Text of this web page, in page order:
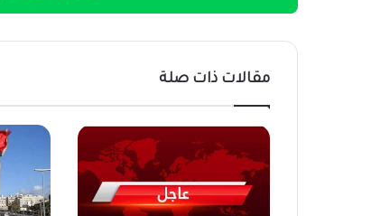
مقالات ذات صلة